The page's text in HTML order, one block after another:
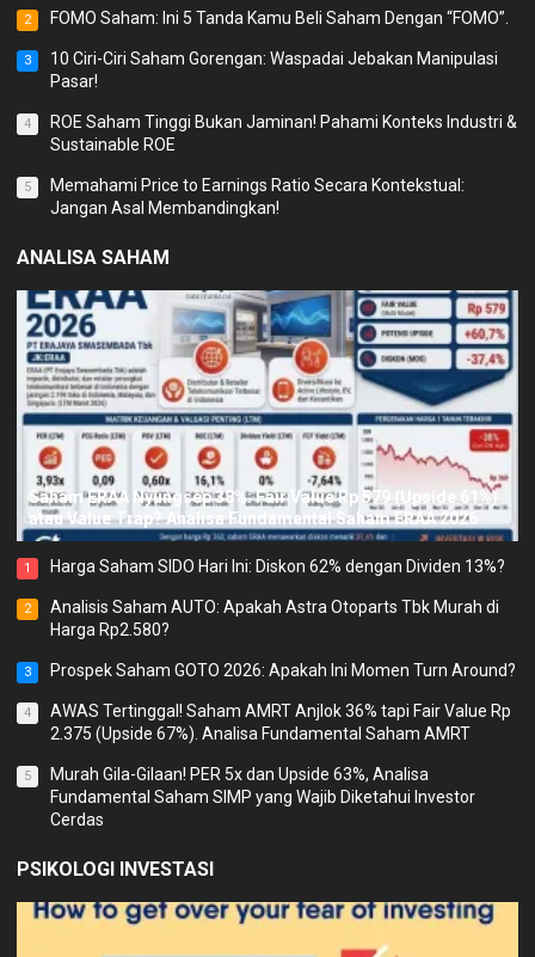
2 FOMO Saham: Ini 5 Tanda Kamu Beli Saham Dengan “FOMO”.
3
10 Ciri-Ciri Saham Gorengan: Waspadai Jebakan Manipulasi
Pasar!
4
ROE Saham Tinggi Bukan Jaminan! Pahami Konteks Industri &
Sustainable ROE
5
Memahami Price to Earnings Ratio Secara Kontekstual:
Jangan Asal Membandingkan!
ANALISA SAHAM
Saham ERAA Nyungsep 38%: Fair Value Rp 579 (Upside 61%)
atau Value Trap? Analisa Fundamental Saham ERAA 2026
1 Harga Saham SIDO Hari Ini: Diskon 62% dengan Dividen 13%?
2
Analisis Saham AUTO: Apakah Astra Otoparts Tbk Murah di
Harga Rp2.580?
3 Prospek Saham GOTO 2026: Apakah Ini Momen Turn Around?
4
AWAS Tertinggal! Saham AMRT Anjlok 36% tapi Fair Value Rp
2.375 (Upside 67%). Analisa Fundamental Saham AMRT
5
Murah Gila-Gilaan! PER 5x dan Upside 63%, Analisa
Fundamental Saham SIMP yang Wajib Diketahui Investor
Cerdas
PSIKOLOGI INVESTASI